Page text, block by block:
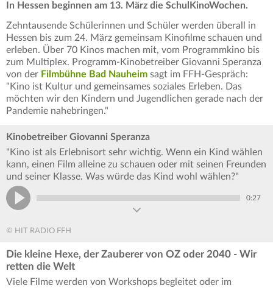
In Hessen beginnen am 13. März die SchulKinoWochen.
Zehntausende Schülerinnen und Schüler werden überall in
Hessen bis zum 24. März gemeinsam Kinofilme schauen und
erleben. Über 70 Kinos machen mit, vom Programmkino bis
zum Multiplex. Programm-Kinobetreiber Giovanni Speranza
von der Filmbühne Bad Nauheim sagt im FFH-Gespräch:
"Kino ist Kultur und gemeinsames soziales Erleben. Das
möchten wir den Kindern und Jugendlichen gerade nach der
Pandemie nahebringen."
Kinobetreiber Giovanni Speranza
"Kino ist als Erlebnisort sehr wichtig. Wenn ein Kind wählen
kann, einen Film alleine zu schauen oder mit seinen Freunden
und seiner Klasse. Was würde das Kind wohl wählen?"
0:27
© HIT RADIO FFH
Die kleine Hexe, der Zauberer von OZ oder 2040 - Wir
retten die Welt
Viele Filme werden von Workshops begleitet oder im